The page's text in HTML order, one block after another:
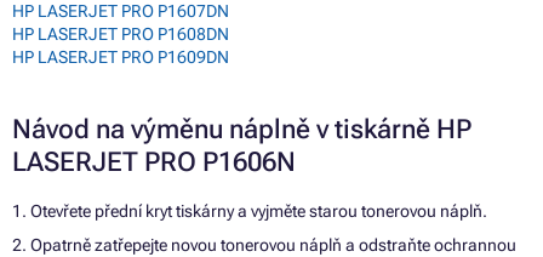
HP LASERJET PRO P1607DN
HP LASERJET PRO P1608DN
HP LASERJET PRO P1609DN
Návod na výměnu náplně v tiskárně HP
LASERJET PRO P1606N
1. Otevřete přední kryt tiskárny a vyjměte starou tonerovou náplň.
2. Opatrně zatřepejte novou tonerovou náplň a odstraňte ochrannou